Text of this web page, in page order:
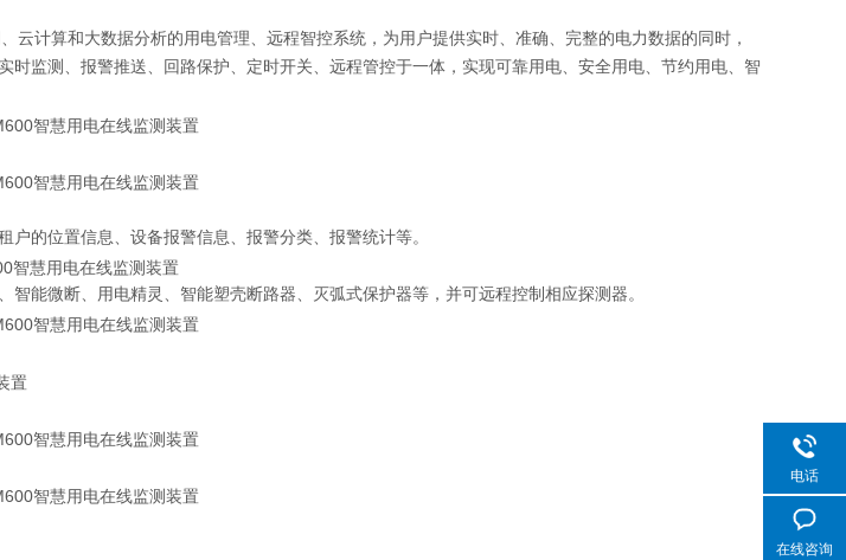
云计算和大数据分析的用电管理、远程智控系统，为用户提供实时、准确、完整的电力数据的同时，
时监测、报警推送、回路保护、定时开关、远程管控于一体，实现可靠用电、安全用电、节约用电、智
户的位置信息、设备报警信息、报警分类、报警统计等。
智能微断、用电精灵、智能塑壳断路器、灭弧式保护器等，并可远程控制相应探测器。
电话
在线咨询